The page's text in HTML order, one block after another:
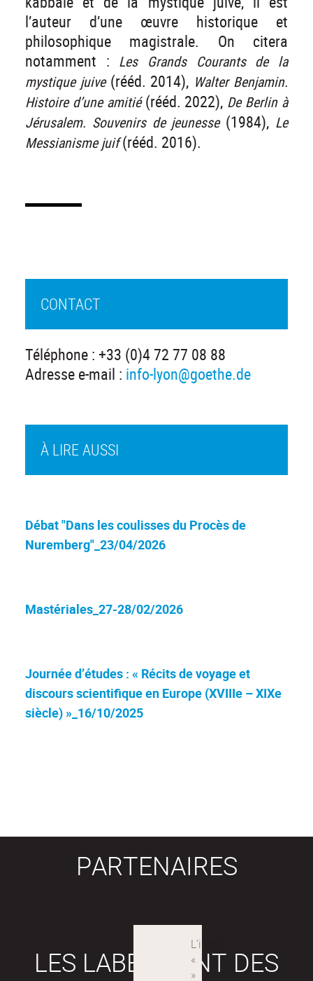
l’auteur d’une œuvre historique et
philosophique magistrale. On citera
notamment : Les Grands Courants de la
mystique juive(rééd. 2014), Walter Benjamin.
Histoire d’une amitié(rééd. 2022), De Berlin à
Jérusalem. Souvenirs de jeunesse (1984), Le
Messianisme juif(rééd. 2016).
À LIRE AUSSI
Débat "Dans les coulisses du Procès de
Nuremberg"_23/04/2026
Mastériales_27-28/02/2026
Journée d’études : « Récits de voyage et
discours scientifique en Europe (XVIIIe – XIXe
siècle) »_16/10/2025
CONTACT
Téléphone : +33 (0)4 72 77 08 88
Adresse e-mail : info-lyon@goethe.de
PARTENAIRES
LES LABEX SONT DES